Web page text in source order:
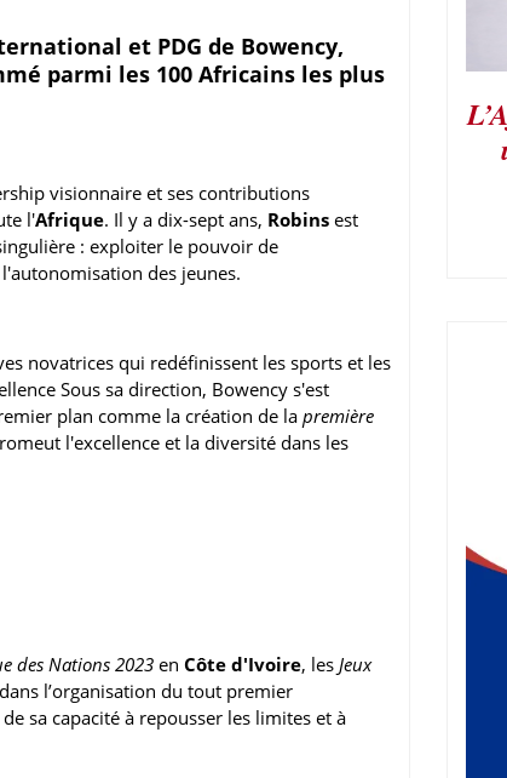
et PDG de Bowency,
parmi les 100 Africains les plus
visionnaire et ses contributions
l'Afrique. Il y a dix-sept ans, Robins est
: exploiter le pouvoir de
des jeunes.
novatrices qui redéfinissent les sports et les
Sous sa direction, Bowency s'est
plan comme la création de la première
l'excellence et la diversité dans les
des Nations 2023en Côte d'Ivoire, les Jeux
l’organisation du tout premier
sa capacité à repousser les limites et à